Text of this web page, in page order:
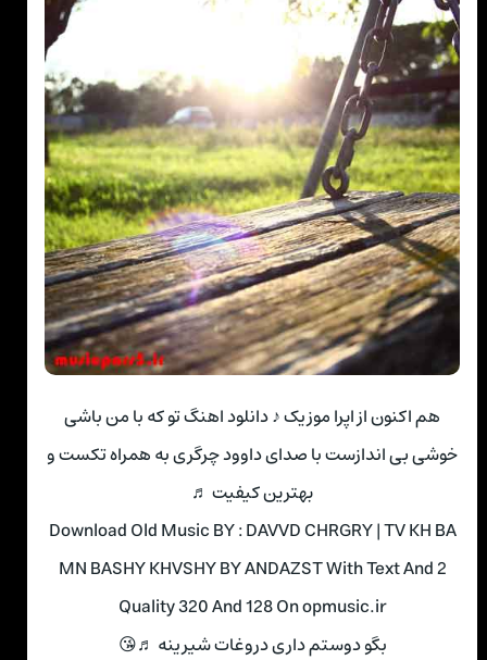
هم اکنون از اپرا موزیک ♪ دانلود اهنگ تو که با من باشی
خوشی بی اندازست با صدای داوود چرگری به همراه تکست و
بهترین کیفیت ♬
Download Old Music BY : DAVVD CHRGRY | TV KH BA
MN BASHY KHVSHY BY ANDAZST With Text And 2
Quality 320 And 128 On opmusic.ir
بگو دوستم داری دروغات شیرینه ♬😘